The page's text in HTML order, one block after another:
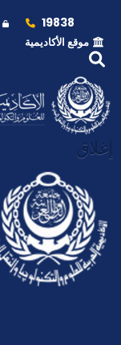
19838
موقع الأكاديمية
إغلاق